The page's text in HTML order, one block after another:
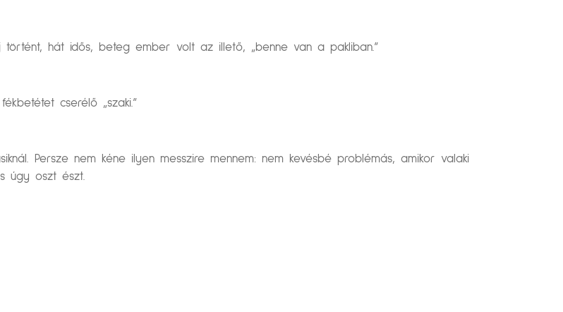
hát idős, beteg ember volt az illető, „benne van a pakliban.”
cserélő „szaki.”
Persze nem kéne ilyen messzire mennem: nem kevésbé problémás, amikor valaki
úgy oszt észt.